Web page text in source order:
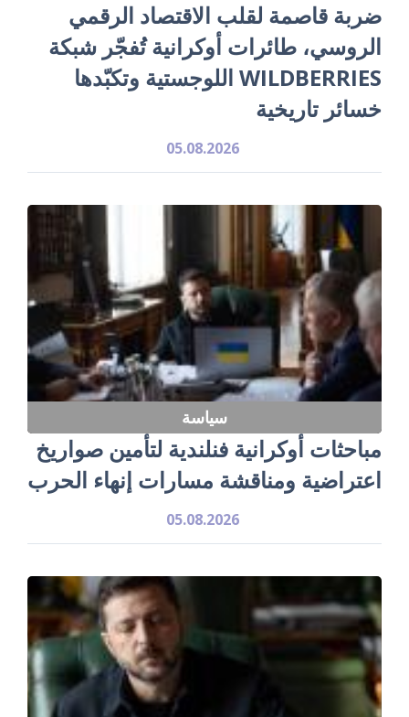
ضربة قاصمة لقلب الاقتصاد الرقمي
الروسي، طائرات أوكرانية تُفجّر شبكة
WILDBERRIES اللوجستية وتكبّدها
خسائر تاريخية
05.08.2026
سياسة
مباحثات أوكرانية فنلندية لتأمين صواريخ
اعتراضية ومناقشة مسارات إنهاء الحرب
05.08.2026